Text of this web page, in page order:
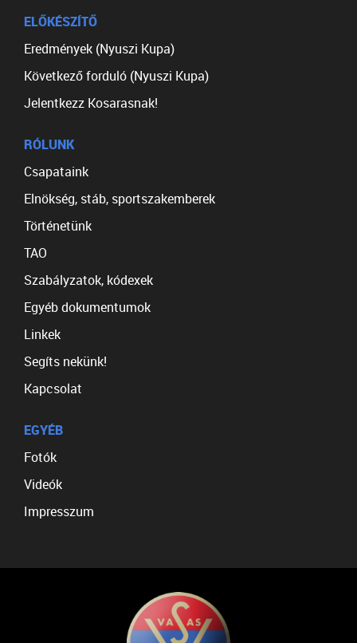
ELŐKÉSZÍTŐ
Eredmények (Nyuszi Kupa)
Következő forduló (Nyuszi Kupa)
Jelentkezz Kosarasnak!
RÓLUNK
Csapataink
Elnökség, stáb, sportszakemberek
Történetünk
TAO
Szabályzatok, kódexek
Egyéb dokumentumok
Linkek
Segíts nekünk!
Kapcsolat
EGYÉB
Fotók
Videók
Impresszum